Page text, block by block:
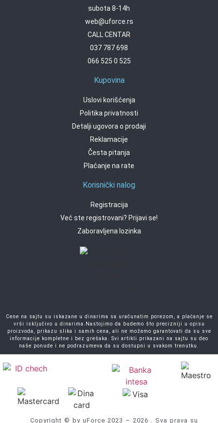
subota 8-14h
web@uforce.rs
CALL CENTAR
037 787 698
066 525 0 525
Kupovina
Uslovi korišćenja
Politika privatnosti
Detalji ugovora o prodaji
Reklamacije
Česta pitanja
Plaćanje na rate
Korisnički nalog
Registracija
Već ste registrovani? Prijavi se!
Zaboravljena lozinka
Cene na sajtu su iskazane u dinarima sa uračunatim porezom, a plaćanje se
vrši isključivo u dinarima.Nastojimo da budemo što precizniji u opisu
proizvoda, prikazu slika i samih cena, ali ne možemo garantovati da su sve
informacije kompletne i bez grešaka. Svi artikli prikazani na sajtu su deo
naše ponude i ne podrazumeva da su dostupni u svakom trenutku.
Copyright © by uForce 2023 – 2026 . Sva prava su